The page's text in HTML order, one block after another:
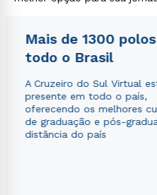
Mais de 1300
todo o Brasil
A Cruzeiro do Sul Virtual
presente em todo o país,
oferecendo os melhores
de graduação e pós-
distância do país